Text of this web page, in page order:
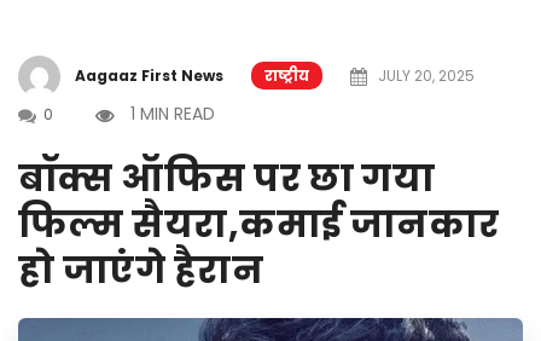
Aagaaz First News राष्ट्रीय
JULY 20, 2025
0
1 MIN READ
बॉक्स ऑफिस पर छा गया
फिल्म सैयरा,कमाई जानकार
हो जाएंगे हैरान